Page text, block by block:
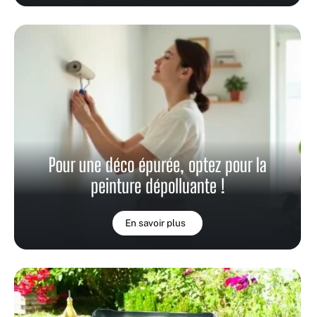
Pour une déco épurée, optez pour la
peinture dépolluante !
En savoir plus